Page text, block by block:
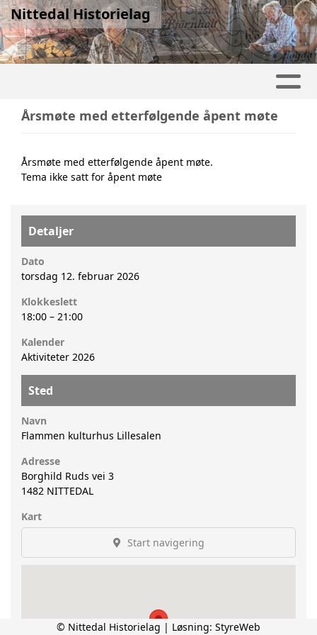
Nittedal Historielag
Årsmøte med etterfølgende åpent møte
Årsmøte med etterfølgende åpent møte.
Tema ikke satt for åpent møte
Detaljer
Dato
torsdag 12. februar 2026
Klokkeslett
18:00 – 21:00
Kalender
Aktiviteter 2026
Sted
Navn
Flammen kulturhus Lillesalen
Adresse
Borghild Ruds vei 3
1482 NITTEDAL
Kart
Start navigering
© Nittedal Historielag | Løsning: StyreWeb